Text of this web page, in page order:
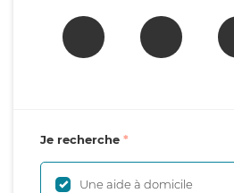
Je recherche
Une aide à domicile